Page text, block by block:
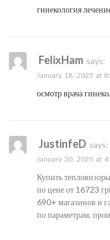
гинекология
FelixHam says:
January 18, 2025 at
осмотр врача
JustinfeD says:
January 30, 2025 at
Купить тепловизоры
по цене от 16723
690+ магазинов и
по параметрам,